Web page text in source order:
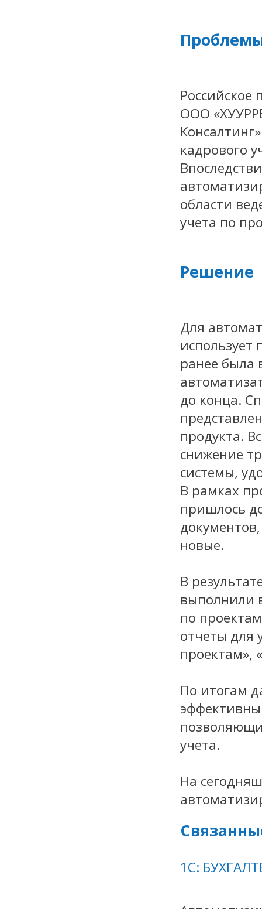
Российское
ООО
кадрового
области
учета по
Решение
Для
ранее была
до конца.
продукта.
снижение
системы,
В рамках
пришлось
новые.
В
выполнили
по
отчеты для
проектам»,
По итогам
учета.
На
1С: